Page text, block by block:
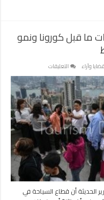
ما قبل كورونا ونمو
قضايا وآراء التعليقات
أعداد
السياح
تتجاوز
مستويات
ما
قبل
كورونا
استثنائي
في
الشرق
الأوسط
مغلقة
الحديثة أن قطاع السياحة في